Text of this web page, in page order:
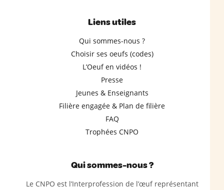
Liens utiles
Qui sommes-nous ?
Choisir ses oeufs (codes)
L’Oeuf en vidéos !
Presse
Jeunes & Enseignants
Filière engagée & Plan de filière
FAQ
Trophées CNPO
Qui sommes-nous ?
Le CNPO est l’Interprofession de l’œuf représentant